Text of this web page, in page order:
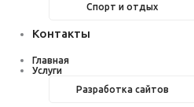
Спорт и отдых
Контакты
Главная
Услуги
Разработка сайтов